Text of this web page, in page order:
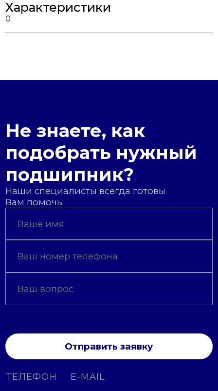
Характеристики
0
Не знаете, как
подобрать нужный
подшипник?
Наши специалисты всегда готовы
Вам помочь
Отправить заявку
ТЕЛЕФОН E-MAIL